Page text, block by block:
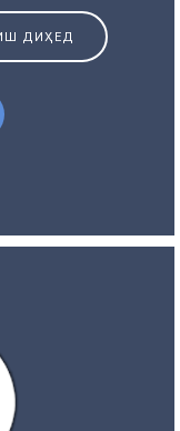
ДИҲЕД